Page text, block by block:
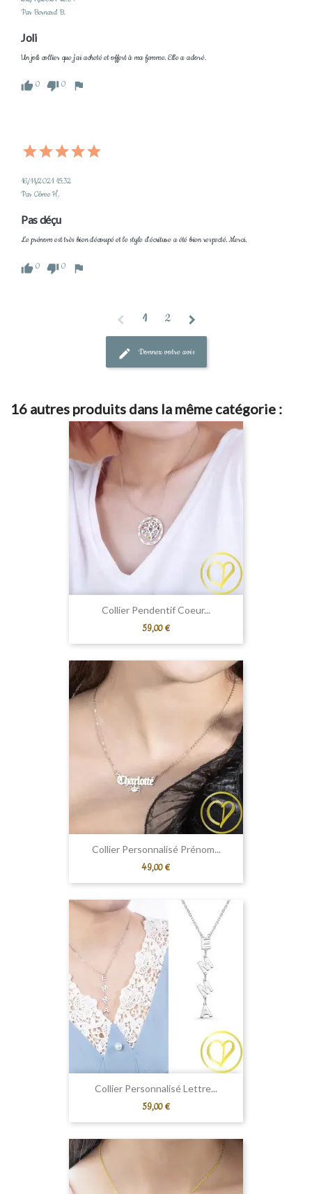
Par Bernard B.
Joli
Un joli collier que j'ai acheté et offert à ma femme. Elle a adoré.
0 0
16/11/2021 15:32
Par Côme H.
Pas déçu
Le prénom est très bien découpé et le style d'écriture a été bien respecté. Merci.
0 0
1 2
Donnez votre avis
16 autres produits dans la même catégorie :
Collier Pendentif Coeur...
Prix
59,00 €
Collier Personnalisé Prénom...
Prix
49,00 €
Collier Personnalisé Lettre...
Prix
59,00 €